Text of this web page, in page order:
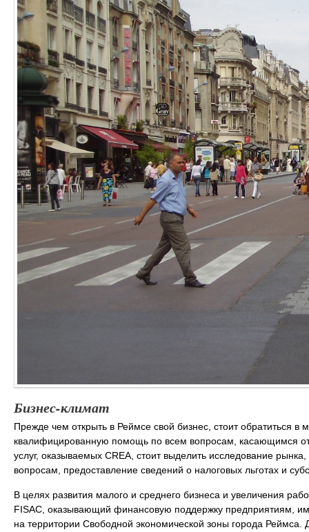
Бизнес-климат
Прежде чем открыть в Реймсе свой бизнес, стоит обратиться
квалифицированную помощь по всем вопросам, касающимся
услуг, оказываемых СREA, стоит выделить исследование
вопросам, предоставление сведений о налоговых льготах и
В целях развития малого и среднего бизнеса и увеличения
FISAC, оказывающий финансовую поддержку предприятиям,
на территории Свободной экономической зоны города